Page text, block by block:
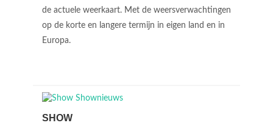
de actuele weerkaart. Met de weersverwachtingen
op de korte en langere termijn in eigen land en in
Europa.
SHOW